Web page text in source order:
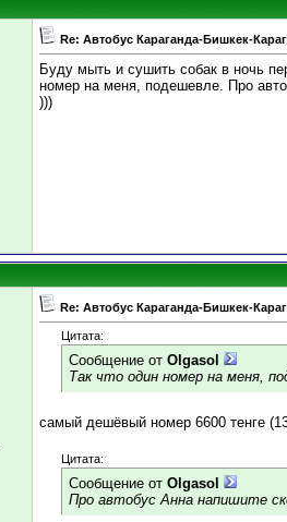
Re: Автобус Караганда-Бишкек-
Буду мыть и сушить собак в ночь
номер на меня, подешевле. Про
)))
Re: Автобус Караганда-Бишкек-
Цитата:
Сообщение от Olgasol
Так что один номер на меня,
самый дешёвый номер 6600 тенге
Цитата:
Сообщение от Olgasol
Про автобус Анна напишите